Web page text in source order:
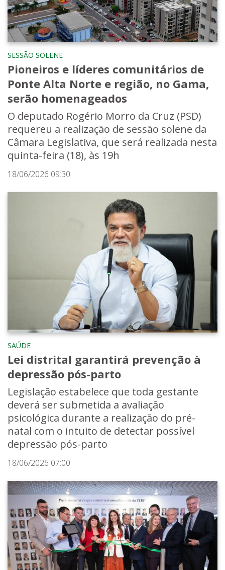
SESSÃO SOLENE
Pioneiros e líderes comunitários de
Ponte Alta Norte e região, no Gama,
serão homenageados
O deputado Rogério Morro da Cruz (PSD)
requereu a realização de sessão solene da
Câmara Legislativa, que será realizada nesta
quinta-feira (18), às 19h
18/06/2026 09:30
SAÚDE
Lei distrital garantirá prevenção à
depressão pós-parto
Legislação estabelece que toda gestante
deverá ser submetida a avaliação
psicológica durante a realização do pré-
natal com o intuito de detectar possível
depressão pós-parto
18/06/2026 07:00